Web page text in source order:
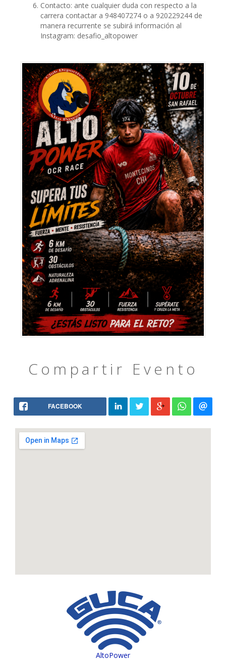
Contacto: ante cualquier duda con respecto a la
carrera contactar a 948407274 o a 920229244 de
manera recurrente se subirá información al
Instagram: desafio_altopower
Compartir Evento
FACEBOOK
AltoPower